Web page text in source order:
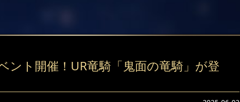
ント開催！UR竜騎「鬼面の竜騎」が登